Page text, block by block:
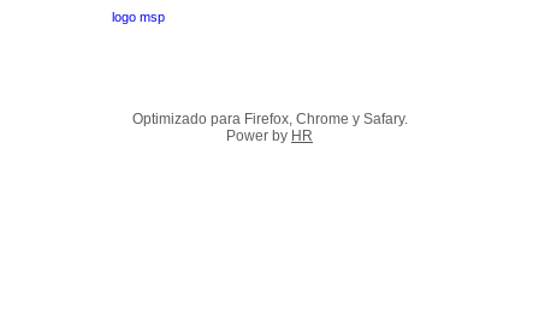
Optimizado para Firefox, Chrome y Safary.
Power by HR